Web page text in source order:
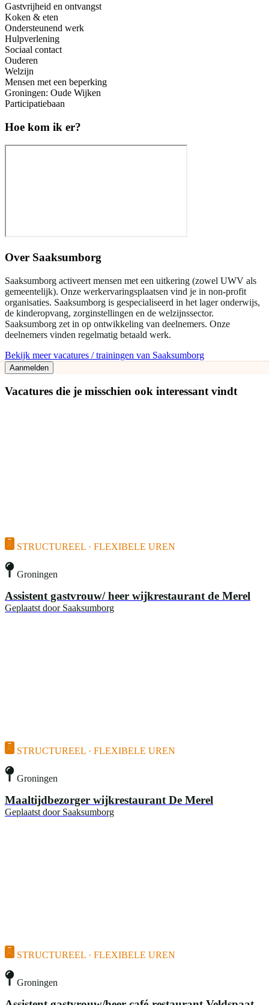
Gastvrijheid en ontvangst
Koken & eten
Ondersteunend werk
Hulpverlening
Sociaal contact
Ouderen
Welzijn
Mensen met een beperking
Groningen: Oude Wijken
Participatiebaan
Hoe kom ik er?
Over Saaksumborg
Saaksumborg activeert mensen met een uitkering (zowel UWV als
gemeentelijk). Onze werkervaringsplaatsen vind je in non-profit
organisaties. Saaksumborg is gespecialiseerd in het lager onderwijs,
de kinderopvang, zorginstellingen en de welzijnssector.
Saaksumborg zet in op ontwikkeling van deelnemers. Onze
deelnemers vinden regelmatig betaald werk.
Bekijk meer vacatures / trainingen van Saaksumborg
Aanmelden
Vacatures die je misschien ook interessant vindt
STRUCTUREEL · FLEXIBELE UREN
Groningen
Assistent gastvrouw/ heer wijkrestaurant de Merel
Geplaatst door Saaksumborg
STRUCTUREEL · FLEXIBELE UREN
Groningen
Maaltijdbezorger wijkrestaurant De Merel
Geplaatst door Saaksumborg
STRUCTUREEL · FLEXIBELE UREN
Groningen